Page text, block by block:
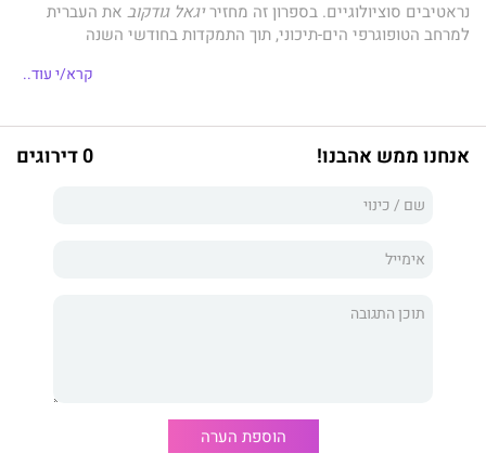
נראטיבים סוציולוגיים. בספרון זה מחזיריגאל גודקוב את העברית
למרחב הטופוגרפי הים-תיכוני, תוך התמקדות בחודשי השנה
המקום היא הגיבורה הראשית, ושינויי מזג-האוויר תופסים את קדמת
קיומיות אלה. נקודת המוצא לספר זה הינה 'שנת הגנן' של קארל
צ'אפק, מבחינת החלוקה לחודשי השנה, אבל גודקוב מפליג אל
הים-התיכון, במעין אידיליה פאסטורלית שירית, פרי עטו-מכחולו של
צייר במילים. זהו ספרו השלישי של
המיותרים, שזכה להערכת מבקרים וקטעים ממנו פורסמו בכתבי-עת
בהוצאת 'חבצלת החוף', בעלת השם ההולם את המקומיות של ספרי
קרא/י עוד..
אנחנו ממש אהבנו! 0 דירוגים
הוספת הערה